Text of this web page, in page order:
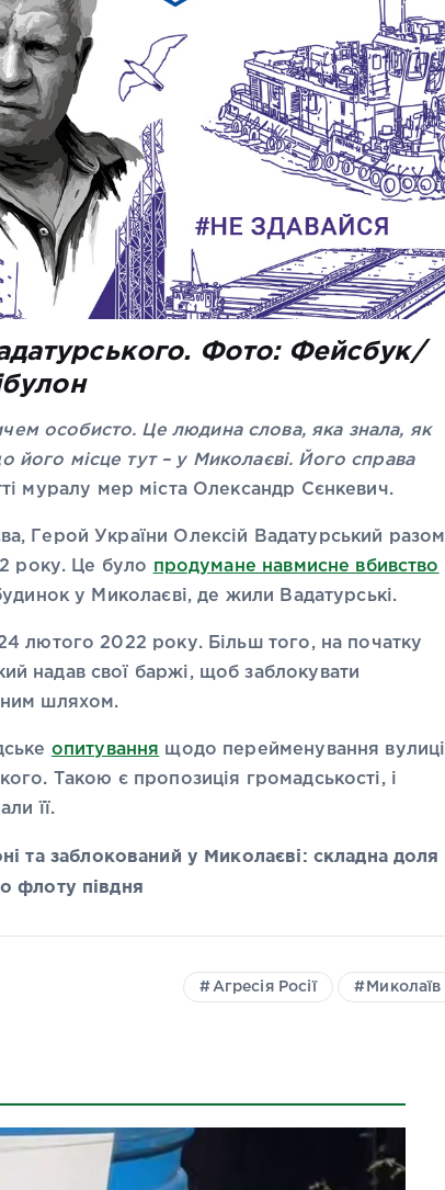
Фото: Фейсбук/
особисто. Це людина слова, яка знала, як
його місце тут – у Миколаєві. Його справа
муралу мер міста Олександр Сєнкевич.
Герой України Олексій Вадатурський разом
року. Це було продумане навмисне вбивство
у Миколаєві, де жили Вадатурські.
лютого 2022 року. Більш того, на початку
надав свої баржі, щоб заблокувати
шляхом.
опитування щодо перейменування вулиці
Такою є пропозиція громадськості, і
її.
заблокований у Миколаєві: складна доля
флоту півдня
Агресія Росії Миколаїв